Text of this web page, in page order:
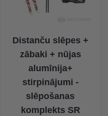
Distanču slēpes +
zābaki + nūjas
alumīnija+
stirpinājumi -
slēpošanas
komplekts SR